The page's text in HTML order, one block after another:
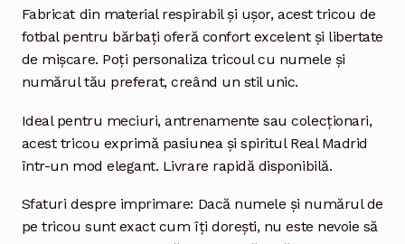
Fabricat din material respirabil și ușor, acest tricou de
fotbal pentru bărbați oferă confort excelent și libertate
de mișcare. Poți personaliza tricoul cu numele și
numărul tău preferat, creând un stil unic.
Ideal pentru meciuri, antrenamente sau colecționari,
acest tricou exprimă pasiunea și spiritul Real Madrid
într-un mod elegant. Livrare rapidă disponibilă.
Sfaturi despre imprimare: Dacă numele și numărul de
pe tricou sunt exact cum îți dorești, nu este nevoie să